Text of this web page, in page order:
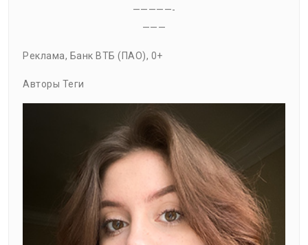
—————-
———
Реклама, Банк ВТБ (ПАО), 0+
Авторы Теги